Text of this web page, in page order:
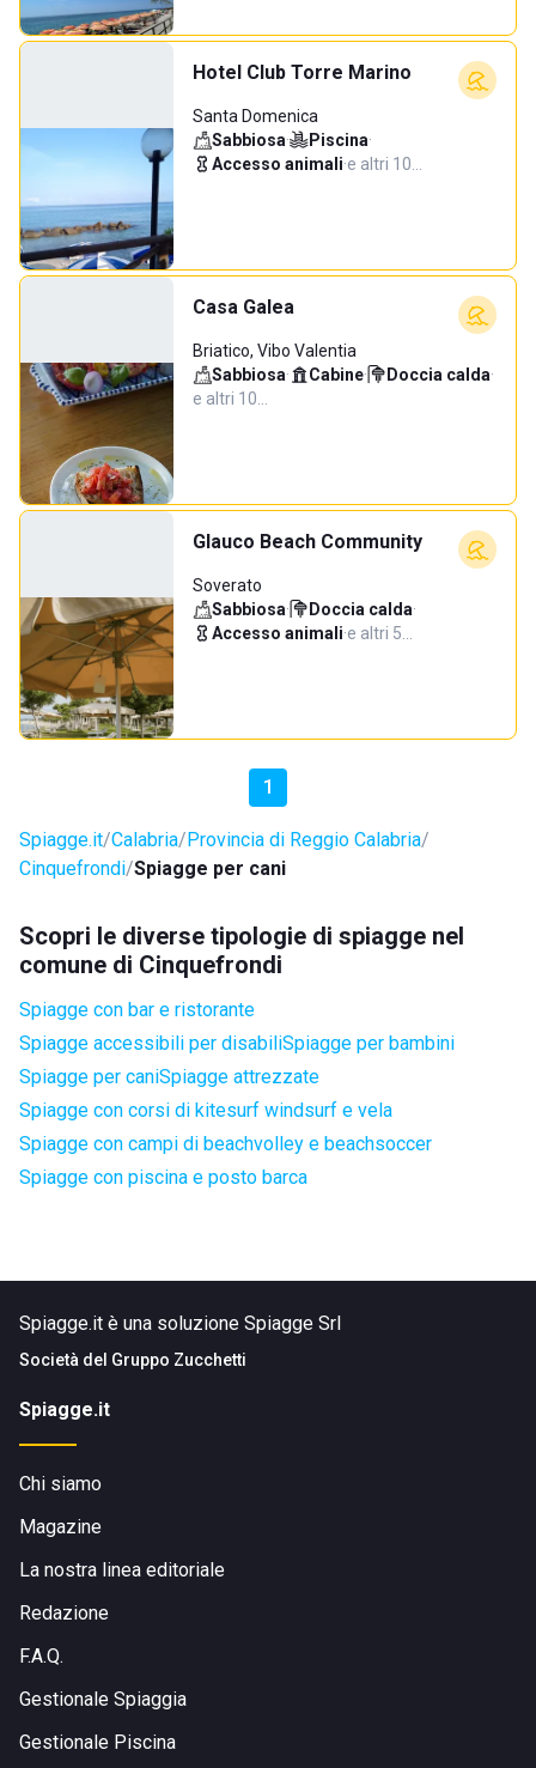
Hotel Club Torre Marino
Santa Domenica
Sabbiosa· Piscina·
Accesso animali·e altri 10…
Casa Galea
Briatico, Vibo Valentia
Sabbiosa· Cabine· Doccia calda·
e altri 10…
Glauco Beach Community
Soverato
Sabbiosa· Doccia calda·
Accesso animali·e altri 5…
1
Spiagge.it Calabria Provincia di Reggio Calabria
Cinquefrondi Spiagge per cani
Scopri le diverse tipologie di spiagge nel
comune di Cinquefrondi
Spiagge con bar e ristorante
Spiagge accessibili per disabiliSpiagge per bambini
Spiagge per caniSpiagge attrezzate
Spiagge con corsi di kitesurf windsurf e vela
Spiagge con campi di beachvolley e beachsoccer
Spiagge con piscina e posto barca
Spiagge.it è una soluzione Spiagge Srl
Società del Gruppo Zucchetti
Spiagge.it
Chi siamo
Magazine
La nostra linea editoriale
Redazione
F.A.Q.
Gestionale Spiaggia
Gestionale Piscina